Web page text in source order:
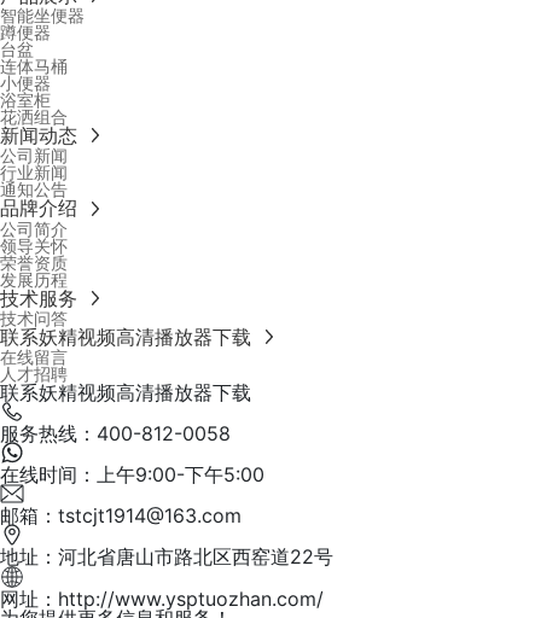
智能坐便器
蹲便器
台盆
连体马桶
小便器
浴室柜
花洒组合
新闻动态
公司新闻
行业新闻
通知公告
品牌介绍
公司简介
领导关怀
荣誉资质
发展历程
技术服务
技术问答
联系妖精视频高清播放器下载
在线留言
人才招聘
联系妖精视频高清播放器下载
服务热线：400-812-0058
在线时间：上午9:00-下午5:00
邮箱：tstcjt1914@163.com
地址：河北省唐山市路北区西窑道22号
网址：http://www.ysptuozhan.com/